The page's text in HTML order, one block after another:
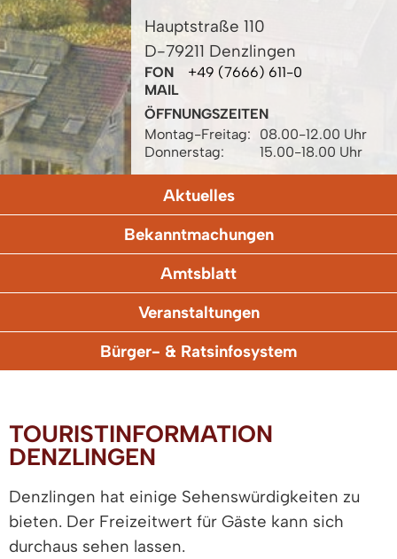
Hauptstraße 110
D-79211 Denzlingen
FON
+49 (7666) 611-0
MAIL
ÖFFNUNGSZEITEN
Montag-Freitag:
08.00-12.00 Uhr
Donnerstag:
15.00-18.00 Uhr
Aktuelles
Bekanntmachungen
Amtsblatt
Veranstaltungen
Bürger- & Ratsinfosystem
TOURISTINFORMATION
DENZLINGEN
Denzlingen hat einige Sehenswürdigkeiten zu
bieten. Der Freizeitwert für Gäste kann sich
durchaus sehen lassen.